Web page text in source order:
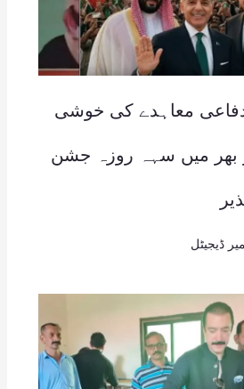
دفاعی معاہدے کی خوشی
بھر میں سہہ روزہ جشن
ڈیجیٹل